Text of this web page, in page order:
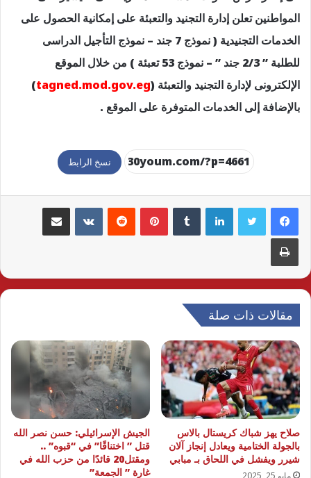
المواطنين تعلن إدارة التجنيد والتعبئة على إمكانية الحصول على
الخدمات التجنيدية ( نموذج 7 جند – نموذج التأجيل الدراسى
للطلبة ” 2/3 جند ” – نموذج 53 تعبئة ) من خلال الموقع
الإلكترونى لإدارة التجنيد والتعبئة (
tagned.mod.gov.eg
)
بالإضافة إلى الخدمات المتوفرة على الموقع .
نسخ الرابط
لينكدإن بينتيريست مشاركة عبر البريد
طباعة
مقالات ذات صلة
صلاح يهز شباك كريستال بالاس
بالجولة الختامية ويعادل إنجاز آلان
شيرر ويفشل في اللحاق بـ مبابي
مايو 25, 2025
الجيش الإسرائيلي: حسن نصر الله
قتل ” اختناقًا” في “قبوه” ..
ومقتل20 قائدًا من حزب الله في
غارة ” الجمعة”